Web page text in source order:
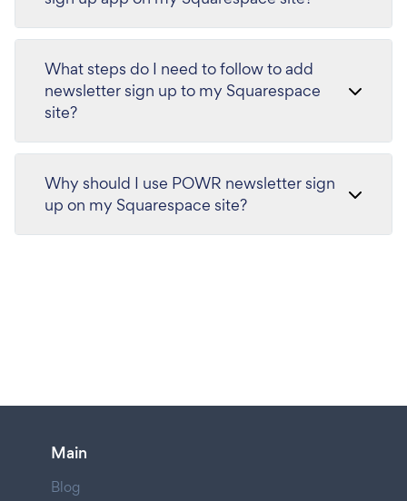
What steps do I need to follow to add
newsletter sign up to my Squarespace
site?
Why should I use POWR newsletter sign
up on my Squarespace site?
Main
Blog